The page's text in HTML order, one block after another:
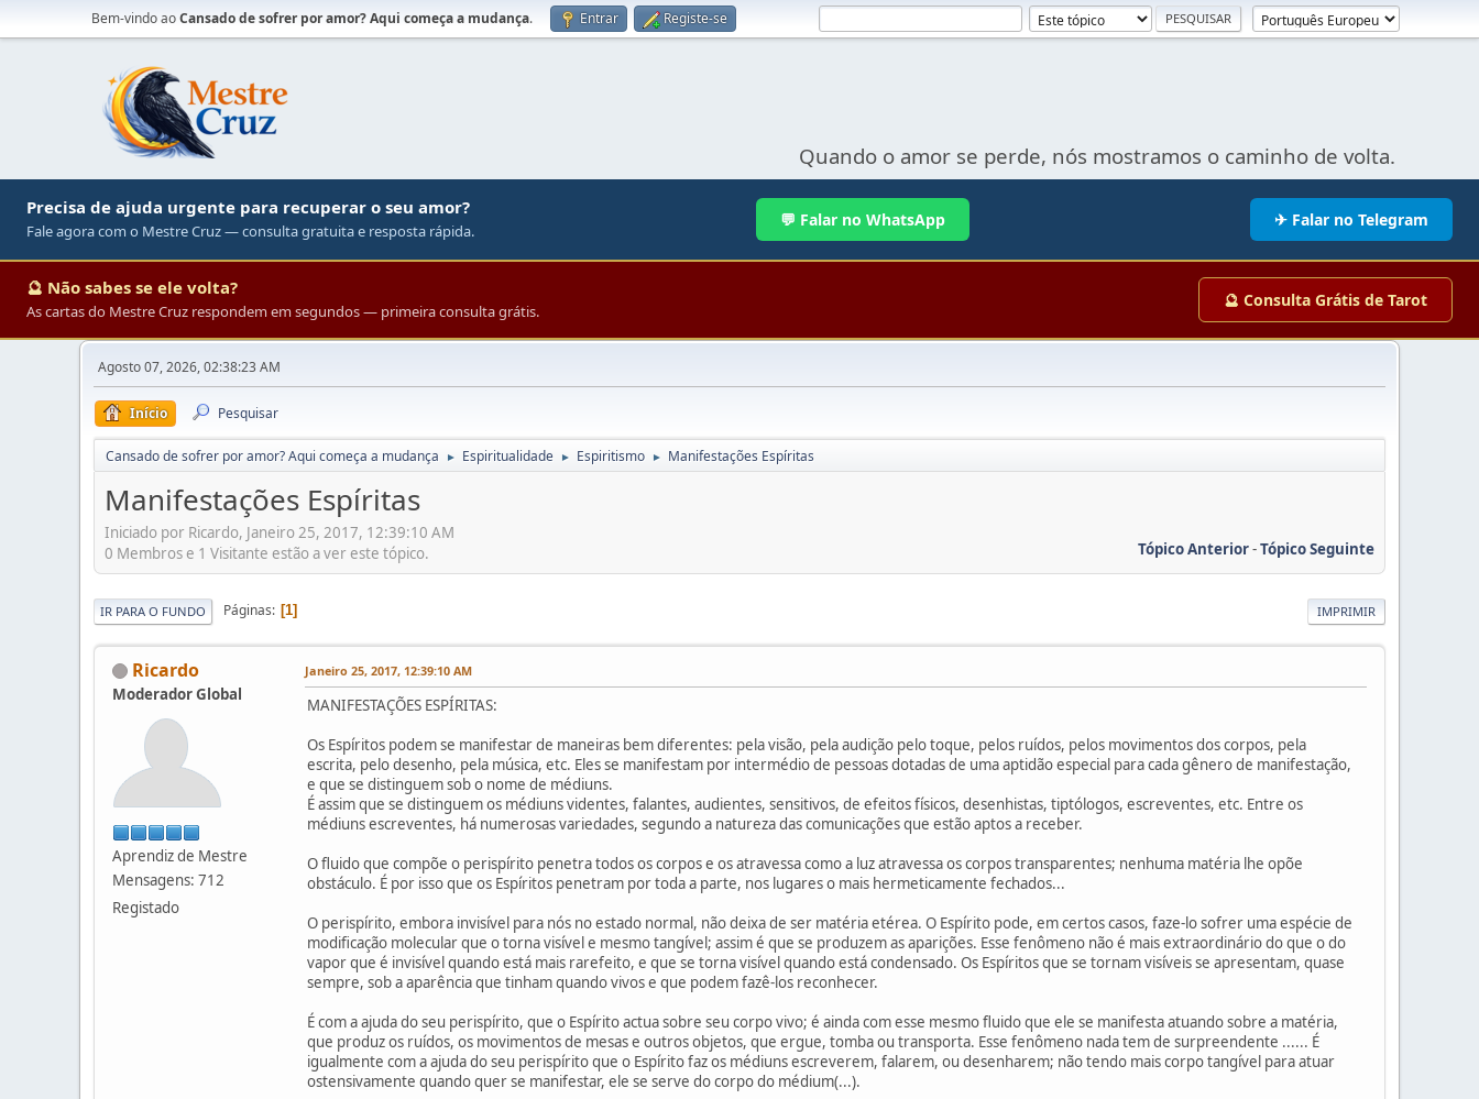
Bem-vindo aoCansado de sofrer por amor? Aqui começa a mudança. Entrar Registe-se
Quando o amor se perde, nós mostramos o caminho de volta.
Precisa de ajuda urgente para recuperar o seu amor?
Fale agora com o Mestre Cruz — consulta gratuita e resposta rápida.
💬 Falar no WhatsApp ✈ Falar no Telegram
🔮 Não sabes se ele volta?
As cartas do Mestre Cruz respondem em segundos — primeira consulta grátis.
🔮 Consulta Grátis de Tarot
Agosto 07, 2026, 02:38:23 AM
Início Pesquisar
Cansado de sofrer por amor? Aqui começa a mudança ► Espiritualidade ► Espiritismo ► Manifestações Espíritas
Manifestações Espíritas
Iniciado por Ricardo, Janeiro 25, 2017, 12:39:10 AM
Tópico Anterior-Tópico Seguinte
0 Membros e 1 Visitante estão a ver este tópico.
IMPRIMIR
IR PARA O FUNDO Páginas 1
Ricardo
Moderador Global
Aprendiz de Mestre
Mensagens: 712
Registado
Janeiro 25, 2017, 12:39:10 AM
MANIFESTAÇÕES ESPÍRITAS:
Os Espíritos podem se manifestar de maneiras bem diferentes: pela visão, pela audição pelo toque, pelos ruídos, pelos movimentos dos corpos, pela
escrita, pelo desenho, pela música, etc. Eles se manifestam por intermédio de pessoas dotadas de uma aptidão especial para cada gênero de manifestação,
e que se distinguem sob o nome de médiuns.
É assim que se distinguem os médiuns videntes, falantes, audientes, sensitivos, de efeitos físicos, desenhistas, tiptólogos, escreventes, etc. Entre os
médiuns escreventes, há numerosas variedades, segundo a natureza das comunicações que estão aptos a receber.
O fluido que compõe o perispírito penetra todos os corpos e os atravessa como a luz atravessa os corpos transparentes; nenhuma matéria lhe opõe
obstáculo. É por isso que os Espíritos penetram por toda a parte, nos lugares o mais hermeticamente fechados...
O perispírito, embora invisível para nós no estado normal, não deixa de ser matéria etérea. O Espírito pode, em certos casos, faze-lo sofrer uma espécie de
modificação molecular que o torna visível e mesmo tangível; assim é que se produzem as aparições. Esse fenômeno não é mais extraordinário do que o do
vapor que é invisível quando está mais rarefeito, e que se torna visível quando está condensado. Os Espíritos que se tornam visíveis se apresentam, quase
sempre, sob a aparência que tinham quando vivos e que podem fazê-los reconhecer.
É com a ajuda do seu perispírito, que o Espírito actua sobre seu corpo vivo; é ainda com esse mesmo fluido que ele se manifesta atuando sobre a matéria,
que produz os ruídos, os movimentos de mesas e outros objetos, que ergue, tomba ou transporta. Esse fenômeno nada tem de surpreendente ...... É
igualmente com a ajuda do seu perispírito que o Espírito faz os médiuns escreverem, falarem, ou desenharem; não tendo mais corpo tangível para atuar
ostensivamente quando quer se manifestar, ele se serve do corpo do médium(...).